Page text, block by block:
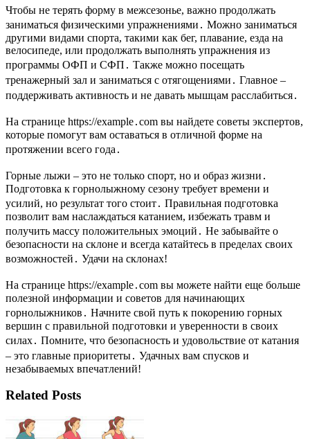
Чтобы не терять форму в межсезонье, важно продолжать
заниматься физическими упражнениями․ Можно заниматься
другими видами спорта, такими как бег, плавание, езда на
велосипеде, или продолжать выполнять упражнения из
программы ОФП и СФП․ Также можно посещать
тренажерный зал и заниматься с отягощениями․ Главное –
поддерживать активность и не давать мышцам расслабиться․
На странице https://example․com вы найдете советы экспертов,
которые помогут вам оставаться в отличной форме на
протяжении всего года․
Горные лыжи – это не только спорт, но и образ жизни․
Подготовка к горнолыжному сезону требует времени и
усилий, но результат того стоит․ Правильная подготовка
позволит вам наслаждаться катанием, избежать травм и
получить массу положительных эмоций․ Не забывайте о
безопасности на склоне и всегда катайтесь в пределах своих
возможностей․ Удачи на склонах!
На странице https://example․com вы можете найти еще больше
полезной информации и советов для начинающих
горнолыжников․ Начните свой путь к покорению горных
вершин с правильной подготовки и уверенности в своих
силах․ Помните, что безопасность и удовольствие от катания
– это главные приоритеты․ Удачных вам спусков и
незабываемых впечатлений!
Related Posts